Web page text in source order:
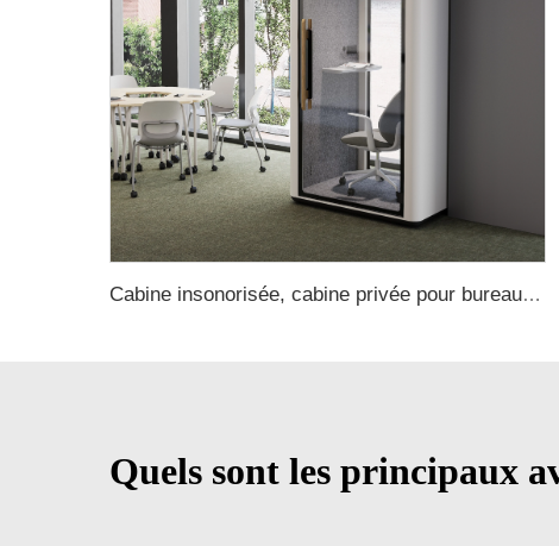
Cabine insonorisée, cabine privée pour bureau avec suppression du bruit, cabines téléphoniques pour bureau, cabine de réunion pour bureau, cabine insonorisée, cabine téléphonique pour bureau, cabines pour bureau
Quels sont les principaux